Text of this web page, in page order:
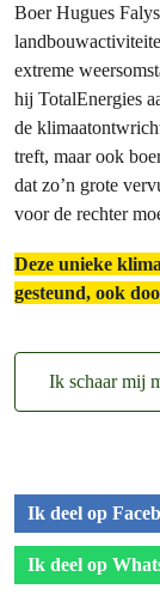
Boer Hugues
extreme
hij TotalEnergies
de
treft, maar ook
dat zo’n grote
voor de rechter
Deze unieke
gesteund, ook
Ik schaar mij
Ik deel op
Ik deel op